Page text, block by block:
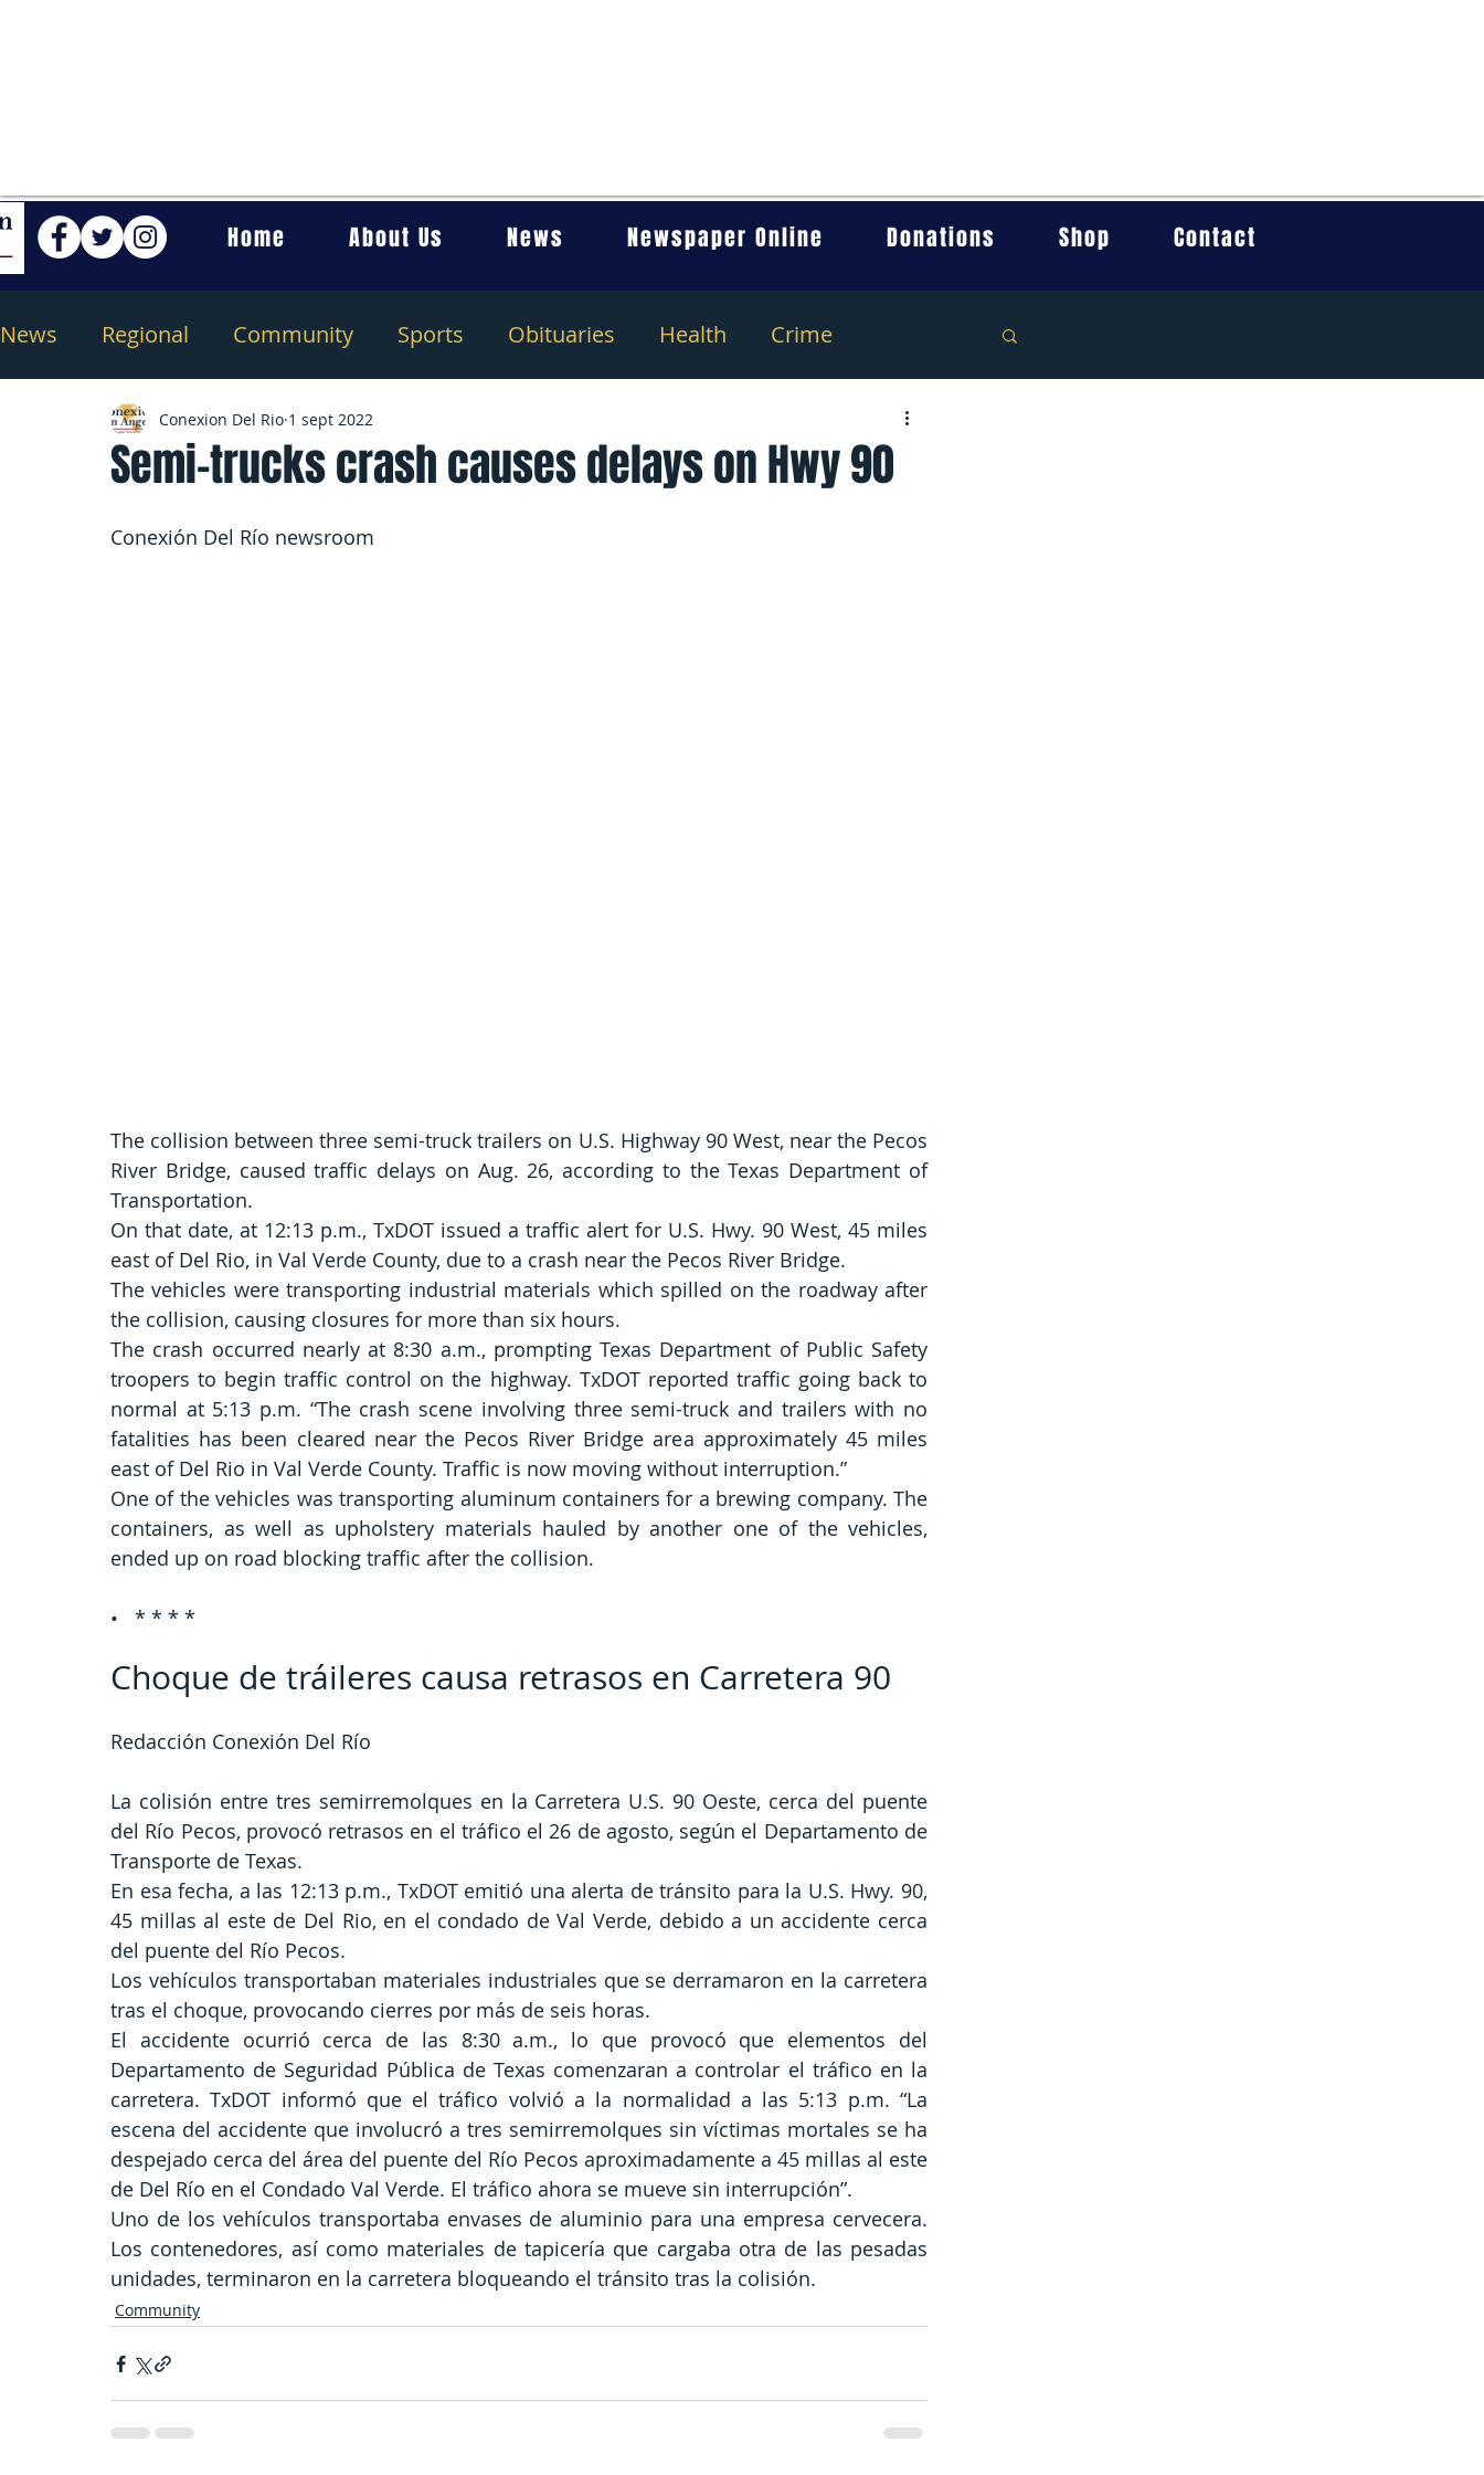
Home About Us News Newspaper Online Donations Shop Contact
News Regional Community Sports Obituaries Health Crime
Semi-trucks crash causes delays on Hwy 90
Conexion Del Rio 1 sept 2022
Conexión Del Río newsroom
The collision between three semi-truck trailers on U.S. Highway 90 West, near the Pecos
River Bridge, caused traffic delays on Aug. 26, according to the Texas Department of
Transportation.
On that date, at 12:13 p.m., TxDOT issued a traffic alert for U.S. Hwy. 90 West, 45 miles
east of Del Rio, in Val Verde County, due to a crash near the Pecos River Bridge.
The vehicles were transporting industrial materials which spilled on the roadway after
the collision, causing closures for more than six hours.
The crash occurred nearly at 8:30 a.m., prompting Texas Department of Public Safety
troopers to begin traffic control on the highway. TxDOT reported traffic going back to
normal at 5:13 p.m. “The crash scene involving three semi-truck and trailers with no
fatalities has been cleared near the Pecos River Bridge area approximately 45 miles
east of Del Rio in Val Verde County. Traffic is now moving without interruption.”
One of the vehicles was transporting aluminum containers for a brewing company. The
containers, as well as upholstery materials hauled by another one of the vehicles,
ended up on road blocking traffic after the collision.
•   * * * *
Choque de tráileres causa retrasos en Carretera 90
Redacción Conexión Del Río
La colisión entre tres semirremolques en la Carretera U.S. 90 Oeste, cerca del puente
del Río Pecos, provocó retrasos en el tráfico el 26 de agosto, según el Departamento de
Transporte de Texas.
En esa fecha, a las 12:13 p.m., TxDOT emitió una alerta de tránsito para la U.S. Hwy. 90,
45 millas al este de Del Rio, en el condado de Val Verde, debido a un accidente cerca
del puente del Río Pecos.
Los vehículos transportaban materiales industriales que se derramaron en la carretera
tras el choque, provocando cierres por más de seis horas.
El accidente ocurrió cerca de las 8:30 a.m., lo que provocó que elementos del
Departamento de Seguridad Pública de Texas comenzaran a controlar el tráfico en la
carretera. TxDOT informó que el tráfico volvió a la normalidad a las 5:13 p.m. “La
escena del accidente que involucró a tres semirremolques sin víctimas mortales se ha
despejado cerca del área del puente del Río Pecos aproximadamente a 45 millas al este
de Del Río en el Condado Val Verde. El tráfico ahora se mueve sin interrupción”.
Uno de los vehículos transportaba envases de aluminio para una empresa cervecera.
Los contenedores, así como materiales de tapicería que cargaba otra de las pesadas
unidades, terminaron en la carretera bloqueando el tránsito tras la colisión.
Community